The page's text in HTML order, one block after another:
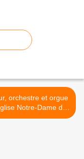
orchestre et orgue
Notre-Dame du
Travail Paris 14e >